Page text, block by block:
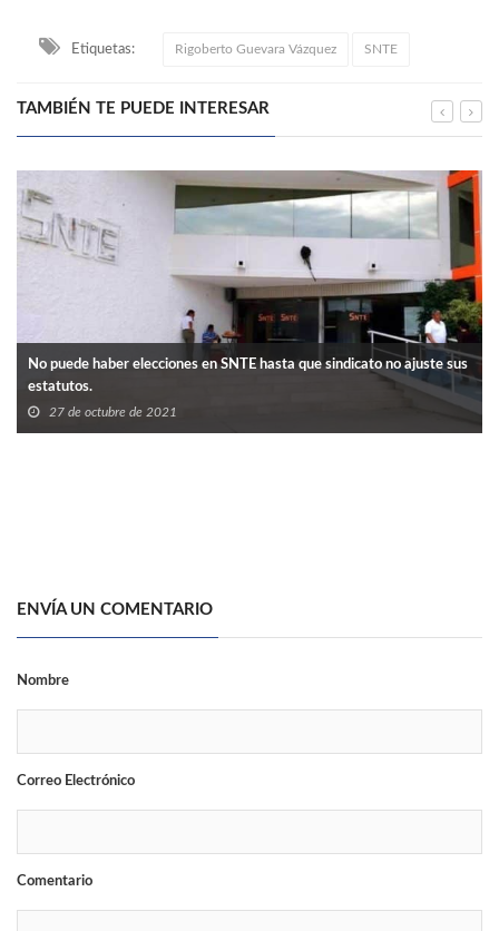
Etiquetas: Rigoberto Guevara Vázquez SNTE
TAMBIÉN TE PUEDE INTERESAR
No puede haber elecciones en SNTE hasta que sindicato no ajuste sus
estatutos.
27 de octubre de 2021
ENVÍA UN COMENTARIO
Nombre
Correo Electrónico
Comentario